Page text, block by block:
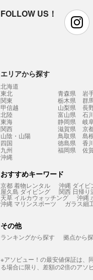
FOLLOW US！
エリアから探す
北海道
東北
青森県 岩
関東
栃木県 群
甲信越
山梨県 長
北陸
富山県 石
東海
静岡県 岐
関西
滋賀県 京
山陰・山陽
鳥取県 島
四国
徳島県 香
九州
福岡県 佐
沖縄
おすすめキーワード
京都 着物レンタル 沖縄 ダイビ
屋久島 ダイビング 関西 日帰り
天草 イルカウォッチング 沖縄
沖縄 マリンスポーツ ガラス細
その他
ランキングから探す 拠点から
※アソビュー！の最安値保証は、
る場合に限り、差額の2倍のアソ